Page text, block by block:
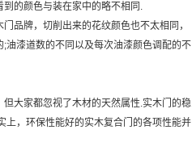
的颜色与装在家中的略不相同.
品牌，切削出来的花纹颜色也不太相同，
油漆道数的不同以及每次油漆颜色调配的不
大家都忽视了木材的天然属性.实木门的稳
上，环保性能好的实木复合门的各项性能并